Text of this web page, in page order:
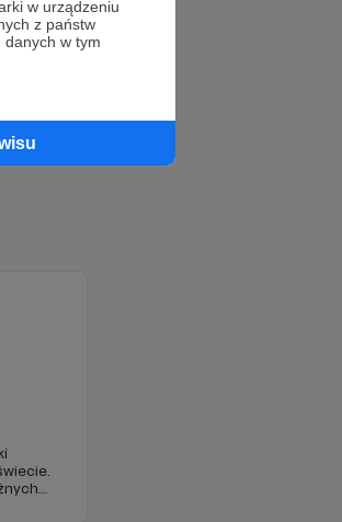
w urządzeniu
z państw
danych w tym